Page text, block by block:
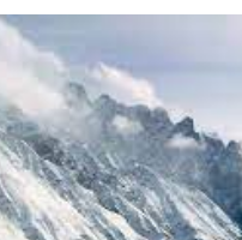
Thought Of The Day 9 May
May 9, 2022